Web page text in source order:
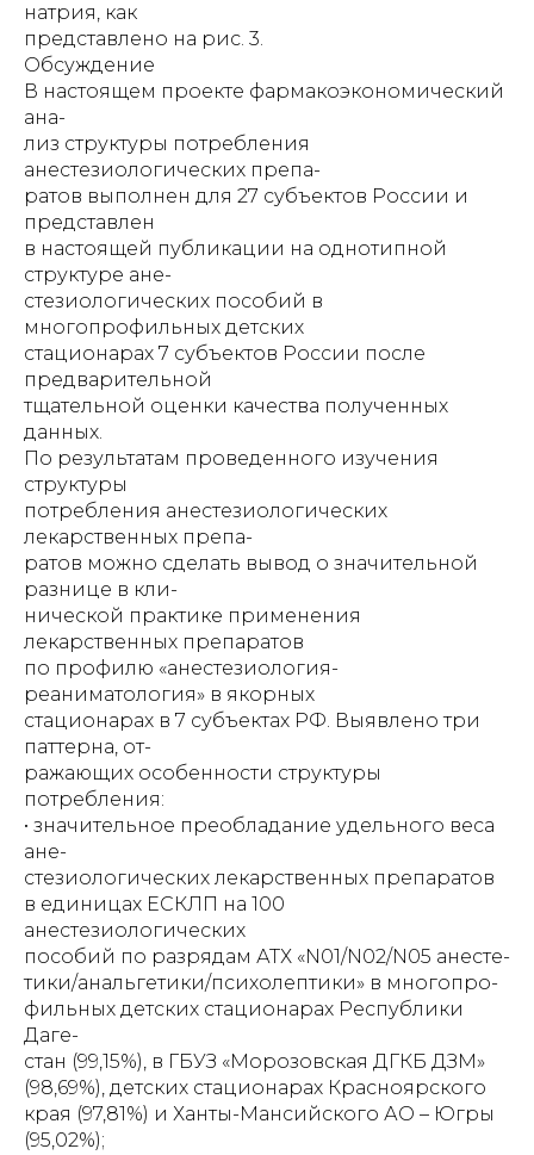
натрия, как
представлено на рис. 3.
Обсуждение
В настоящем проекте фармакоэкономический
ана-
лиз структуры потребления
анестезиологических препа-
ратов выполнен для 27 субъектов России и
представлен
в настоящей публикации на однотипной
структуре ане-
стезиологических пособий в
многопрофильных детских
стационарах 7 субъектов России после
предварительной
тщательной оценки качества полученных
данных.
По результатам проведенного изучения
структуры
потребления анестезиологических
лекарственных препа-
ратов можно сделать вывод о значительной
разнице в кли-
нической практике применения
лекарственных препаратов
по профилю «анестезиология-
реаниматология» в якорных
стационарах в 7 субъектах РФ. Выявлено три
паттерна, от-
ражающих особенности структуры
потребления:
• значительное преобладание удельного веса
ане-
стезиологических лекарственных препаратов
в единицах ЕСКЛП на 100
анестезиологических
пособий по разрядам АТХ «N01/N02/N05 анесте-
тики/анальгетики/психолептики» в многопро-
фильных детских стационарах Республики
Даге-
стан (99,15%), в ГБУЗ «Морозовская ДГКБ ДЗМ»
(98,69%), детских стационарах Красноярского
края (97,81%) и Ханты-Мансийского АО – Югры
(95,02%);